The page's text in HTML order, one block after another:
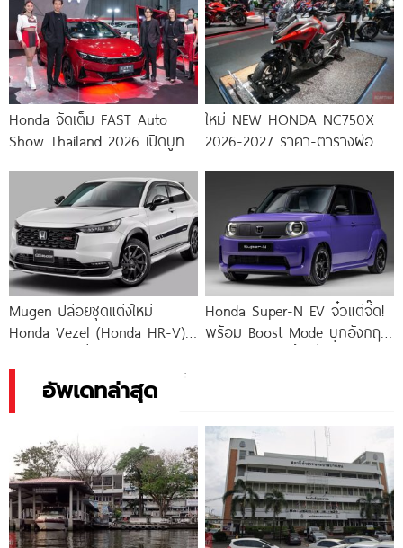
Honda จัดเต็ม FAST Auto
Show Thailand 2026 เปิดบูท
ใหม่ NEW HONDA NC750X
2026-2027 ราคา-ตารางผ่อน-
Mugen ปล่อยชุดแต่งใหม่
Honda Vezel (Honda HR-V)
Honda Super-N EV จิ๋วแต่จี๊ด!
พร้อม Boost Mode บุกอังกฤษ
อัพเดทล่าสุด